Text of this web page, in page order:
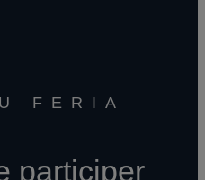
FERIA
participer